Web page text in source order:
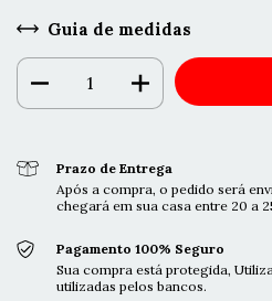
Guia de medidas
Prazo de Entrega
Após a compra, o pedido será
chegará em sua casa entre 20 a
Pagamento 100% Seguro
Sua compra está protegida,
utilizadas pelos bancos.